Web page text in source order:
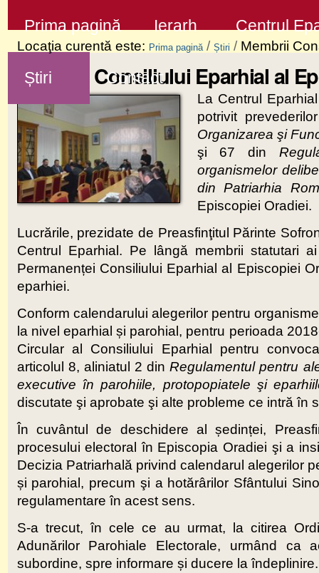
la
conţinut
Sari
la
navigare
Prima pagină Ierarh Centrul
Știri Contact
Locaţia curentă este: Prima pagină / Știri / Membrii
Membrii Consiliului Eparhial al
La Centrul
potrivit
Organizarea şi
şi 67 din
organismelor
din Patriarhia
Episcopiei Oradiei.
Lucrările, prezidate de Preasfinţitul Părinte
Centrul Eparhial. Pe lângă membrii statutari
Permanenței Consiliului Eparhial al Episcopiei
eparhiei.
Conform calendarului alegerilor pentru
la nivel eparhial și parohial, pentru perioada
Circular al Consiliului Eparhial pentru
articolul 8, aliniatul 2 dinRegulamentul pentru
executive în parohiile, protopopiatele şi
discutate şi aprobate şi alte probleme ce intră în
În cuvântul de deschidere al ședinței,
procesului electoral în Episcopia Oradiei şi a
Decizia Patriarhală privind calendarul alegerilor
și parohial, precum şi a hotărârilor Sfântului
regulamentare în acest sens.
S-a trecut, în cele ce au urmat, la citirea
Adunărilor Parohiale Electorale, urmând ca
subordine, spre informare și ducere la îndeplinire.